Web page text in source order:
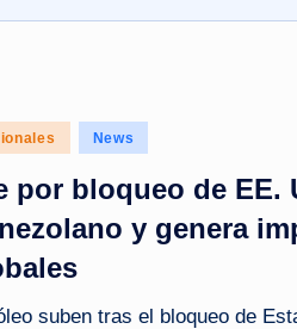
News
por bloqueo de EE.
y genera
suben tras el bloqueo de